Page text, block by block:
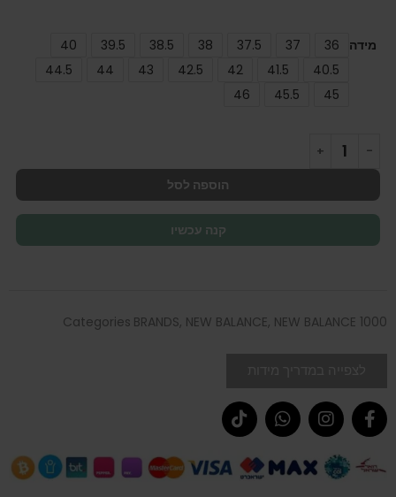
מידה 36
37
37.5
38
38.5
39.5
40
40.5
41.5
42
42.5
43
44
44.5
45
45.5
46
הוספה לסל
קנה עכשיו
Categories BRANDS, NEW BALANCE, NEW BALANCE 1000